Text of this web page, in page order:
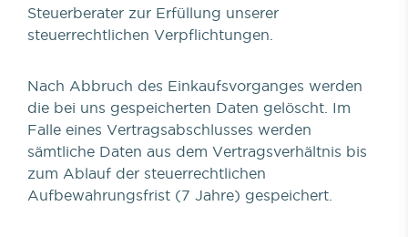
Steuerberater zur Erfüllung unserer
steuerrechtlichen Verpflichtungen.
Nach Abbruch des Einkaufsvorganges werden
die bei uns gespeicherten Daten gelöscht. Im
Falle eines Vertragsabschlusses werden
sämtliche Daten aus dem Vertragsverhältnis bis
zum Ablauf der steuerrechtlichen
Aufbewahrungsfrist (7 Jahre) gespeichert.